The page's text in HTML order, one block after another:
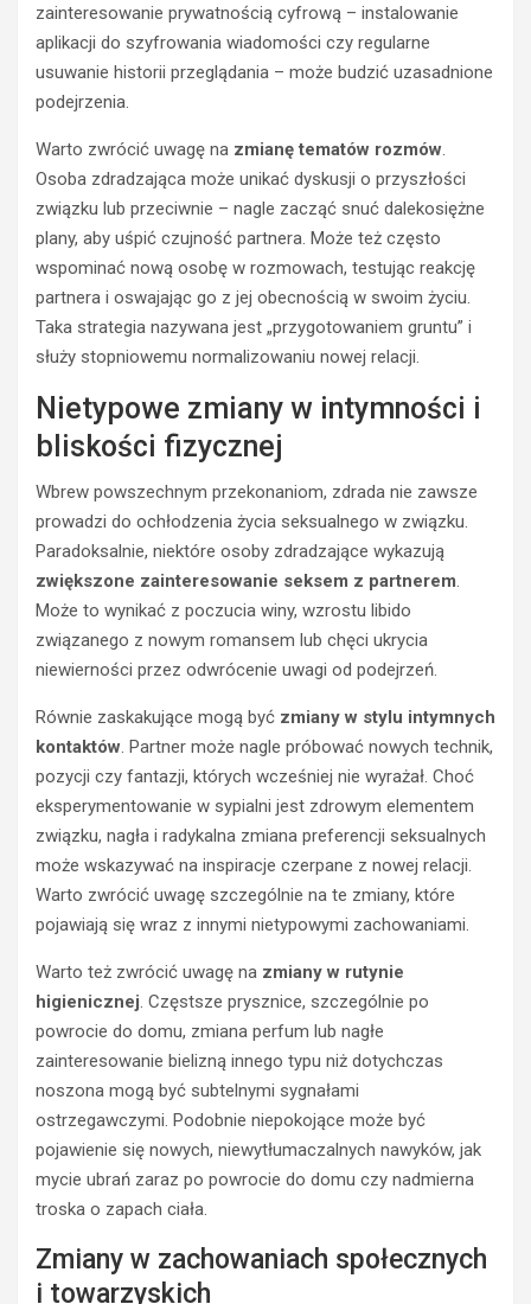
zainteresowanie prywatnością cyfrową – instalowanie
aplikacji do szyfrowania wiadomości czy regularne
usuwanie historii przeglądania – może budzić uzasadnione
podejrzenia.
Warto zwrócić uwagę na zmianę tematów rozmów
Osoba zdradzająca może unikać dyskusji o przyszłości
związku lub przeciwnie – nagle zacząć snuć dalekosiężne
plany, aby uśpić czujność partnera. Może też często
wspominać nową osobę w rozmowach, testując reakcję
partnera i oswajając go z jej obecnością w swoim życiu.
Taka strategia nazywana jest „przygotowaniem gruntu” i
służy stopniowemu normalizowaniu nowej relacji.
Nietypowe zmiany w intymności i
bliskości fizycznej
Wbrew powszechnym przekonaniom, zdrada nie zawsze
prowadzi do ochłodzenia życia seksualnego w związku.
Paradoksalnie, niektóre osoby zdradzające wykazują
zwiększone zainteresowanie seksem z partnerem
Może to wynikać z poczucia winy, wzrostu libido
związanego z nowym romansem lub chęci ukrycia
niewierności przez odwrócenie uwagi od podejrzeń.
Równie zaskakujące mogą być zmiany w stylu intymnych
kontaktów . Partner może nagle próbować nowych technik,
pozycji czy fantazji, których wcześniej nie wyrażał. Choć
eksperymentowanie w sypialni jest zdrowym elementem
związku, nagła i radykalna zmiana preferencji seksualnych
może wskazywać na inspiracje czerpane z nowej relacji.
Warto zwrócić uwagę szczególnie na te zmiany, które
pojawiają się wraz z innymi nietypowymi zachowaniami.
Warto też zwrócić uwagę na zmiany w rutynie
higienicznej . Częstsze prysznice, szczególnie po
powrocie do domu, zmiana perfum lub nagłe
zainteresowanie bielizną innego typu niż dotychczas
noszona mogą być subtelnymi sygnałami
ostrzegawczymi. Podobnie niepokojące może być
pojawienie się nowych, niewytłumaczalnych nawyków, jak
mycie ubrań zaraz po powrocie do domu czy nadmierna
troska o zapach ciała.
Zmiany w zachowaniach społecznych
i towarzyskich